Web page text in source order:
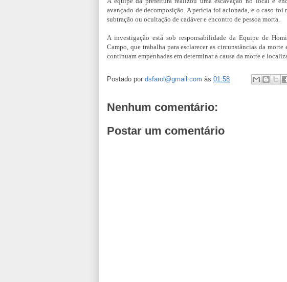
avançado de decomposição. A perícia foi acionada, e o caso
subtração ou ocultação de cadáver e encontro de pessoa morta.
A investigação está sob responsabilidade da Equipe de
Campo, que trabalha para esclarecer as circunstâncias da
continuam empenhadas em determinar a causa da morte e
Postado por dsfarol@gmail.com às 01:58
Nenhum comentário:
Postar um comentário